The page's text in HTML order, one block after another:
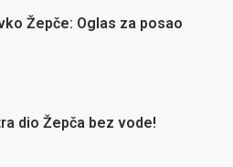
Žepče: Oglas za posao
dio Žepča bez vode!